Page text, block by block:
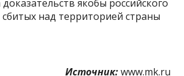
якобы российского
над территорией страны
Источник: www.mk.ru